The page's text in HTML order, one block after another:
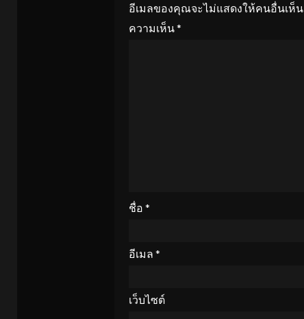
อีเมลของคุณจะไม่แสดงให้คนอื่นเห็น
ความเห็น*
ชื่อ *
อีเมล *
เว็บไซต์